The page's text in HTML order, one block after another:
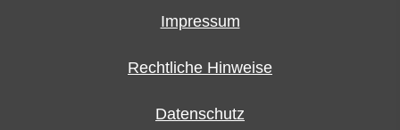
Impressum
Rechtliche Hinweise
Datenschutz